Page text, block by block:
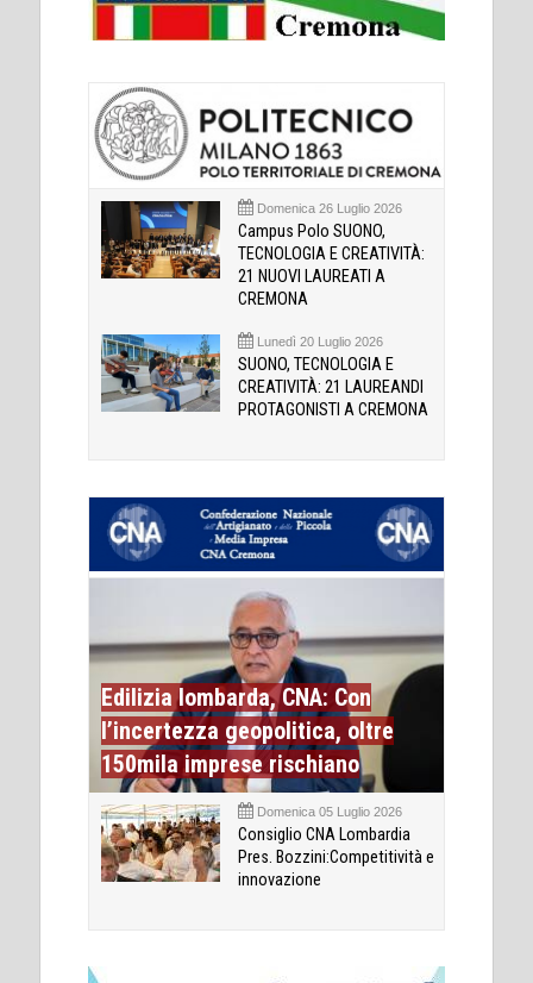
Domenica 26 Luglio 2026
Campus Polo SUONO,
TECNOLOGIA E CREATIVITÀ:
21 NUOVI LAUREATI A
CREMONA
Lunedì 20 Luglio 2026
SUONO, TECNOLOGIA E
CREATIVITÀ: 21 LAUREANDI
PROTAGONISTI A CREMONA
Edilizia lombarda, CNA: Con
l’incertezza geopolitica, oltre
150mila imprese rischiano
Domenica 05 Luglio 2026
Consiglio CNA Lombardia
Pres. Bozzini:Competitività e
innovazione